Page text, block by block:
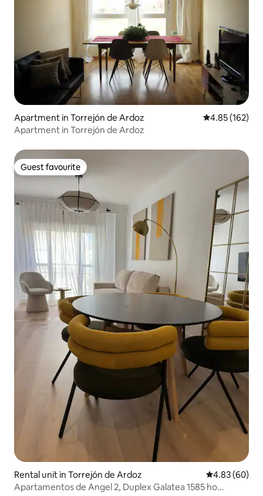
Apartment in Torrejón de Ardoz 4.85 out of 5
4.85 (162)
Apartment in Torrejón de Ardoz
Guest favourite
Guest favourite
Rental unit in Torrejón de Ardoz 4.83 out of 5
4.83 (60)
Apartamentos de Angel 2, Duplex Galatea 1585 ho...